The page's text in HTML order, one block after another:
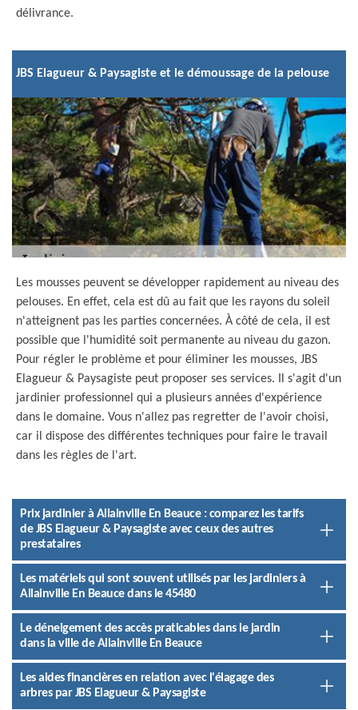
délivrance.
JBS Elagueur & Paysagiste et le démoussage de la pelouse
Les mousses peuvent se développer rapidement au niveau des
pelouses. En effet, cela est dû au fait que les rayons du soleil
n'atteignent pas les parties concernées. À côté de cela, il est
possible que l'humidité soit permanente au niveau du gazon.
Pour régler le problème et pour éliminer les mousses, JBS
Elagueur & Paysagiste peut proposer ses services. Il s'agit d'un
jardinier professionnel qui a plusieurs années d'expérience
dans le domaine. Vous n'allez pas regretter de l'avoir choisi,
car il dispose des différentes techniques pour faire le travail
dans les règles de l'art.
Prix jardinier à Allainville En Beauce : comparez les tarifs
de JBS Elagueur & Paysagiste avec ceux des autres
prestataires
Les matériels qui sont souvent utilisés par les jardiniers à
Allainville En Beauce dans le 45480
Le déneigement des accès praticables dans le jardin
dans la ville de Allainville En Beauce
Les aides financières en relation avec l'élagage des
arbres par JBS Elagueur & Paysagiste